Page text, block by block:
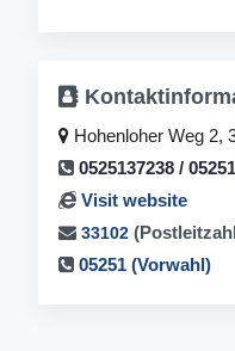
Hohenloher Weg 2,
0525137238 /
Visit website
33102
05251 (Vorwahl)